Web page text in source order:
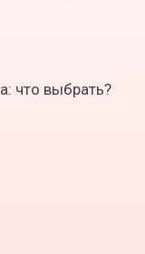
что выбрать?